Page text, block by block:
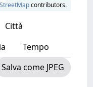
contributors.
Città
Tempo
Salva come JPEG